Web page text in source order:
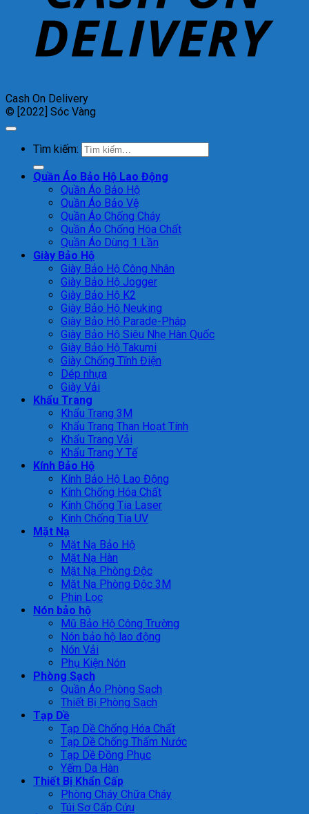
Cash On Delivery
© [2022] Sóc Vàng
Tìm kiếm:
Quần Áo Bảo Hộ Lao Động
Quần Áo Bảo Hộ
Quần Áo Bảo Vệ
Quần Áo Chống Cháy
Quần Áo Chống Hóa Chất
Quần Áo Dùng 1 Lần
Giày Bảo Hộ
Giày Bảo Hộ Công Nhân
Giày Bảo Hộ Jogger
Giày Bảo Hộ K2
Giày Bảo Hộ Neuking
Giày Bảo Hộ Parade-Pháp
Giày Bảo Hộ Siêu Nhẹ Hàn Quốc
Giày Bảo Hộ Takumi
Giày Chống Tĩnh Điện
Dép nhựa
Giày Vải
Khẩu Trang
Khẩu Trang 3M
Khẩu Trang Than Hoạt Tính
Khẩu Trang Vải
Khẩu Trang Y Tế
Kính Bảo Hộ
Kính Bảo Hộ Lao Động
Kính Chống Hóa Chất
Kính Chống Tia Laser
Kính Chống Tia UV
Mặt Nạ
Mặt Nạ Bảo Hộ
Mặt Nạ Hàn
Mặt Nạ Phòng Độc
Mặt Nạ Phòng Độc 3M
Phin Lọc
Nón bảo hộ
Mũ Bảo Hộ Công Trường
Nón bảo hộ lao động
Nón Vải
Phụ Kiện Nón
Phòng Sạch
Quần Áo Phòng Sạch
Thiết Bị Phòng Sạch
Tạp Dề
Tạp Dề Chống Hóa Chất
Tạp Dề Chống Thấm Nước
Tạp Dề Đồng Phục
Yếm Da Hàn
Thiết Bị Khẩn Cấp
Phòng Cháy Chữa Cháy
Túi Sơ Cấp Cứu